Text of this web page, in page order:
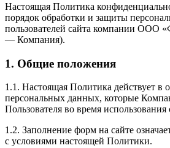
Настоящая Политика
порядок обработки и защиты
пользователей сайта компании ООО
— Компания).
1. Общие положения
1.1. Настоящая Политика действует в
персональных данных, которые
Пользователя во время использования
1.2. Заполнение форм на сайте
с условиями настоящей Политики.